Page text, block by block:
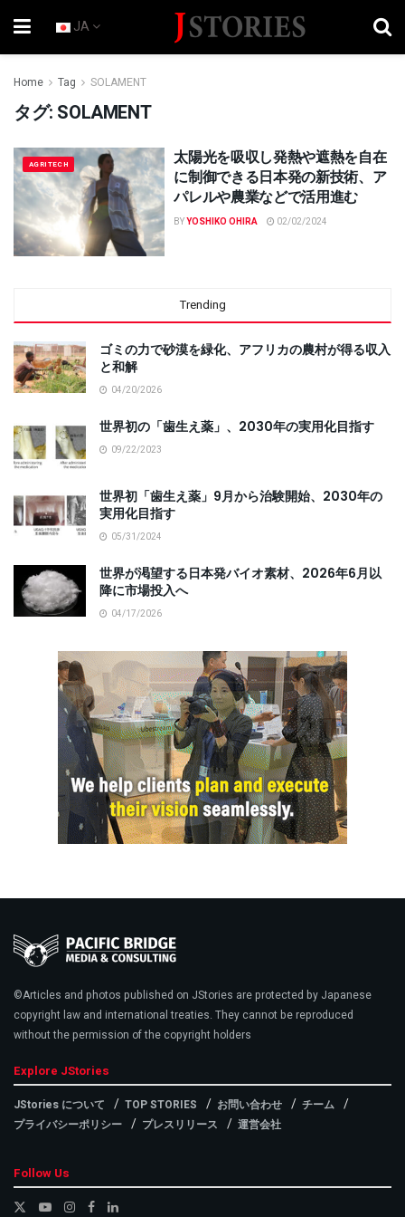
JA
Home Tag SOLAMENT
タグ: SOLAMENT
AGRITECH
太陽光を吸収し発熱や遮熱を自在
に制御できる日本発の新技術、ア
パレルや農業などで活用進む
BYYOSHIKO OHIRA 02/02/2024
Trending
ゴミの力で砂漠を緑化、アフリカの農村が得る収入
と和解
04/20/2026
世界初の「歯生え薬」、2030年の実用化目指す
09/22/2023
世界初「歯生え薬」9月から治験開始、2030年の
実用化目指す
05/31/2024
世界が渇望する日本発バイオ素材、2026年6月以
降に市場投入へ
04/17/2026
©Articles and photos published on JStories are protected by Japanese
copyright law and international treaties. They cannot be reproduced
without the permission of the copyright holders
Explore JStories
JStories について TOP STORIES お問い合わせ
チーム
プライバシーポリシー
プレスリリース 運営会社
Follow Us